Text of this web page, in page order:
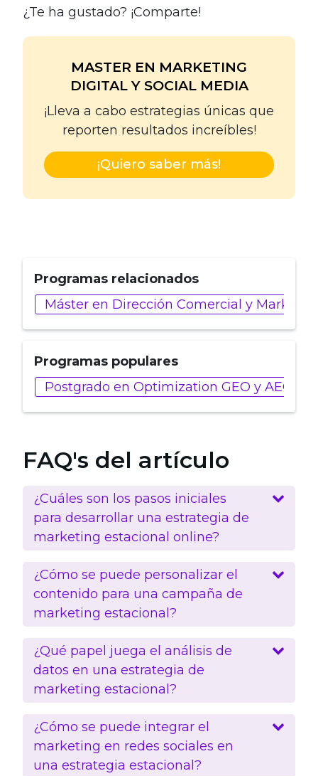
¿Te ha gustado? ¡Comparte!
MASTER EN MARKETING
DIGITAL Y SOCIAL MEDIA
¡Lleva a cabo estrategias únicas que
reporten resultados increíbles!
¡Quiero saber más!
Programas relacionados
Máster en Dirección Comercial y
Programas populares
Postgrado en Optimization GEO y AEO
FAQ's del artículo
¿Cuáles son los pasos iniciales
para desarrollar una estrategia de
marketing estacional online?
¿Cómo se puede personalizar el
contenido para una campaña de
marketing estacional?
¿Qué papel juega el análisis de
datos en una estrategia de
marketing estacional?
¿Cómo se puede integrar el
marketing en redes sociales en
una estrategia estacional?